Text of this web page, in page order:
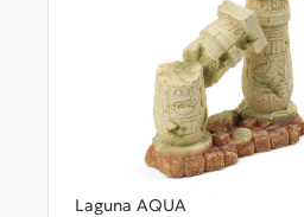
Laguna AQUA